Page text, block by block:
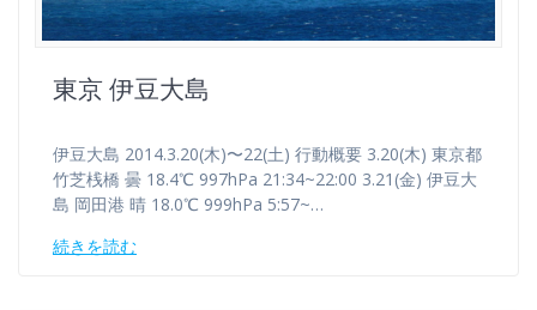
東京 伊豆大島
伊豆大島 2014.3.20(木)〜22(土) 行動概要 3.20(木) 東京都
竹芝桟橋 曇 18.4℃ 997hPa 21:34~22:00 3.21(金) 伊豆大
島 岡田港 晴 18.0℃ 999hPa 5:57~…
続きを読む